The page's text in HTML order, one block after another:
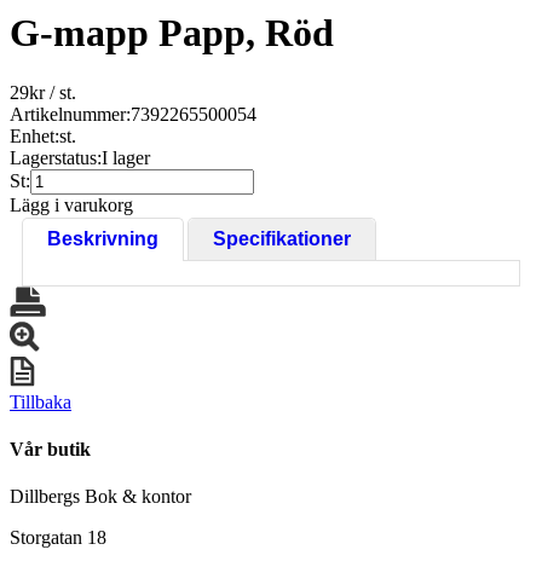
G-mapp Papp, Röd
29kr/ st.
Artikelnummer:7392265500054
Enhet:st.
Lagerstatus:I lager
St:
Lägg i varukorg
Beskrivning
Specifikationer
Tillbaka
Vår butik
Dillbergs Bok & kontor
Storgatan 18